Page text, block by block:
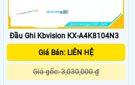
Đầu Ghi Kbvision KX-A4K8104N3
Giá Bán: LIÊN HỆ
Giá gốc: 3,030,000 ₫